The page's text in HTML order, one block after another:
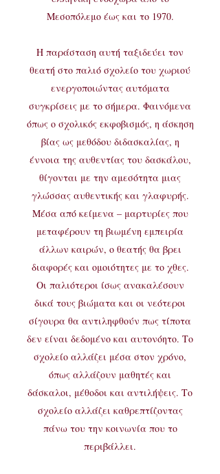
Μεσοπόλεμο έως και το 1970.
Η παράσταση αυτή ταξιδεύει τον
θεατή στο παλιό σχολείο του χωριού
ενεργοποιώντας αυτόματα
συγκρίσεις με το σήμερα. Φαινόμενα
όπως ο σχολικός εκφοβισμός, η άσκηση
βίας ως μεθόδου διδασκαλίας, η
έννοια της αυθεντίας του δασκάλου,
θίγονται με την αμεσότητα μιας
γλώσσας αυθεντικής και γλαφυρής.
Μέσα από κείμενα – μαρτυρίες που
μεταφέρουν τη βιωμένη εμπειρία
άλλων καιρών, ο θεατής θα βρει
διαφορές και ομοιότητες με το χθες.
Οι παλιότεροι ίσως ανακαλέσουν
δικά τους βιώματα και οι νεότεροι
σίγουρα θα αντιληφθούν πως τίποτα
δεν είναι δεδομένο και αυτονόητο. Το
σχολείο αλλάζει μέσα στον χρόνο,
όπως αλλάζουν μαθητές και
δάσκαλοι, μέθοδοι και αντιλήψεις. Το
σχολείο αλλάζει καθρεπτίζοντας
πάνω του την κοινωνία που το
περιβάλλει.